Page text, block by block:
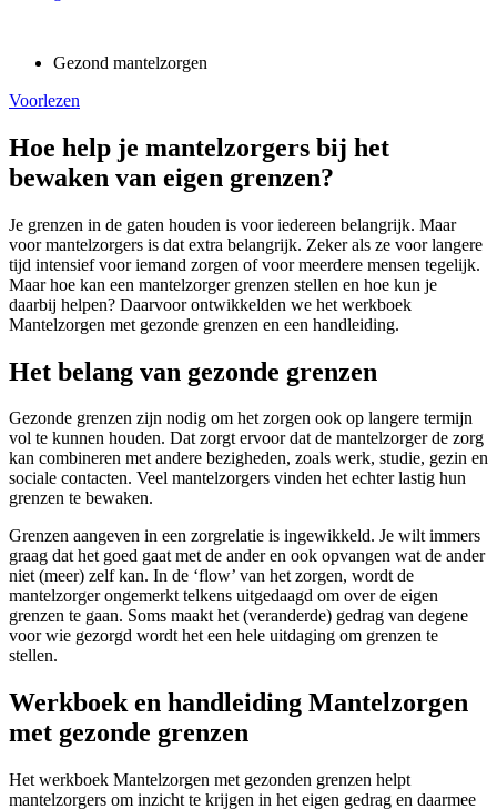
Gezond mantelzorgen
Voorlezen
Hoe help je mantelzorgers bij het
bewaken van eigen grenzen?
Je grenzen in de gaten houden is voor iedereen belangrijk. Maar
voor mantelzorgers is dat extra belangrijk. Zeker als ze voor langere
tijd intensief voor iemand zorgen of voor meerdere mensen tegelijk.
Maar hoe kan een mantelzorger grenzen stellen en hoe kun je
daarbij helpen? Daarvoor ontwikkelden we het werkboek
Mantelzorgen met gezonde grenzen en een handleiding.
Het belang van gezonde grenzen
Gezonde grenzen zijn nodig om het zorgen ook op langere termijn
vol te kunnen houden. Dat zorgt ervoor dat de mantelzorger de zorg
kan combineren met andere bezigheden, zoals werk, studie, gezin en
sociale contacten. Veel mantelzorgers vinden het echter lastig hun
grenzen te bewaken.
Grenzen aangeven in een zorgrelatie is ingewikkeld. Je wilt immers
graag dat het goed gaat met de ander en ook opvangen wat de ander
niet (meer) zelf kan. In de ‘flow’ van het zorgen, wordt de
mantelzorger ongemerkt telkens uitgedaagd om over de eigen
grenzen te gaan. Soms maakt het (veranderde) gedrag van degene
voor wie gezorgd wordt het een hele uitdaging om grenzen te
stellen.
Werkboek en handleiding Mantelzorgen
met gezonde grenzen
Het werkboek Mantelzorgen met gezonden grenzen helpt
mantelzorgers om inzicht te krijgen in het eigen gedrag en daarmee